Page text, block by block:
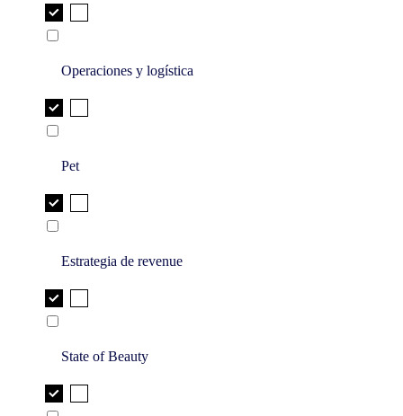
Operaciones y logística
Pet
Estrategia de revenue
State of Beauty